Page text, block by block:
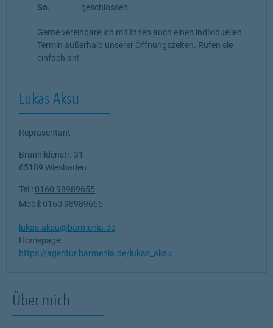
Über mich
So.
geschlossen
Gerne vereinbare ich mit Ihnen auch einen individuellen
Termin außerhalb unserer Öffnungszeiten. Rufen sie
einfach an!
Lukas Aksu
Repräsentant
Brunhildenstr. 31
65189 Wiesbaden
Tel.: 0160 98989655
Mobil: 0160 98989655
lukas.aksu@barmenia.de
Homepage:
https://agentur.barmenia.de/lukas_aksu